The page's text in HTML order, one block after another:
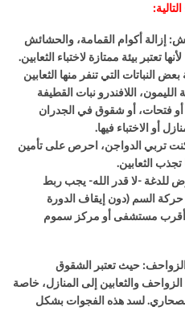
:
: إزالة أكوام القمامة، والحشائش
تعتبر بيئة ممتازة لاختباء الثعابين.
النباتات التي تنفر منها الثعابين
اللافندرو نبات القطيفة
أو فتحات، أو شقوق في الجدران
أو الاختباء فيها.
كنت تربي الدواجن، احرص على تأمين
تجذب الثعابين.
للدغة -لا قدر الله- يجب ربط
السم (دون إيقاف الدورة
أقرب مستشفى أو مركز سموم
حيث تعتبر الشقوق
والثعابين إلى المنازل، خاصة
لسد هذه الفجوات بشكل